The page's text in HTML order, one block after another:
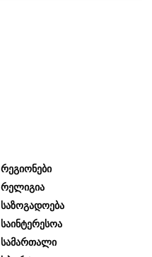
Რეგიონები
Რელიგია
Საზოგადოება
Საინტერესოა
Სამართალი